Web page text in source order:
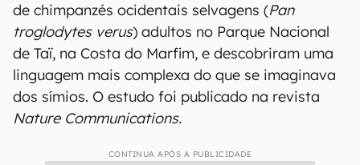
de chimpanzés ocidentais selvagens (Pan
troglodytes verus) adultos no Parque Nacional
de Taï, na Costa do Marfim, e descobriram uma
linguagem mais complexa do que se imaginava
dos símios. O estudo foi publicado na revista
Nature Communications.
CONTINUA APÓS A PUBLICIDADE